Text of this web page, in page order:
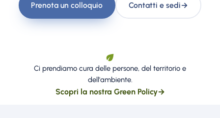
Prenota un colloquio Contatti e sedi→
Ci prendiamo cura delle persone, del territorio e
dell'ambiente.
Scopri la nostra Green Policy→